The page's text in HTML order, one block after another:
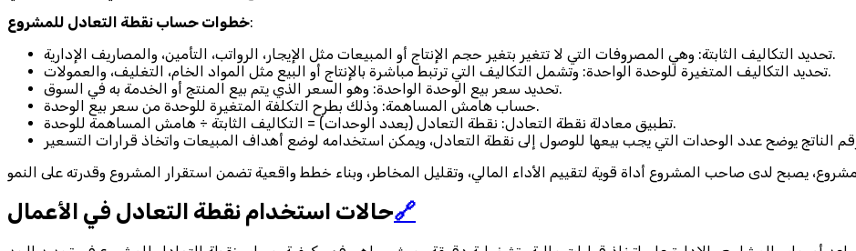
خطوات حساب نقطة التعادل للمشروع:
تحديد التكاليف الثابتة: وهي المصروفات التي لا تتغير بتغير حجم الإنتاج أو المبيعات مثل الإيجار، الرواتب، التأمين، والمصاريف الإدارية.
تحديد التكاليف المتغيرة للوحدة الواحدة: وتشمل التكاليف التي ترتبط مباشرة بالإنتاج أو البيع مثل المواد الخام، التغليف، والعمولات.
تحديد سعر بيع الوحدة الواحدة: وهو السعر الذي يتم بيع المنتج أو الخدمة به في السوق.
حساب هامش المساهمة: وذلك بطرح التكلفة المتغيرة للوحدة من سعر بيع الوحدة.
تطبيق معادلة نقطة التعادل: نقطة التعادل (بعدد الوحدات) = التكاليف الثابتة ÷ هامش المساهمة للوحدة.
حالات استخدام نقطة التعادل في الأعمال🔗